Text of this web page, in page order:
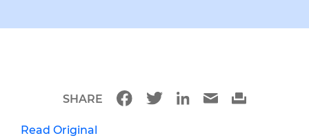
Read Original
SHARE